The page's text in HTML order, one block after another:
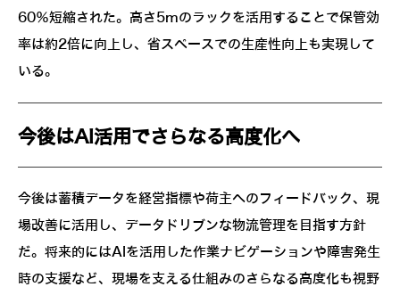
60％短縮された。高さ5mのラックを活用することで保管効
率は約2倍に向上し、省スペースでの生産性向上も実現して
いる。
今後はAI活用でさらなる高度化へ
今後は蓄積データを経営指標や荷主へのフィードバック、現
場改善に活用し、データドリブンな物流管理を目指す方針
だ。将来的にはAIを活用した作業ナビゲーションや障害発生
時の支援など、現場を支える仕組みのさらなる高度化も視野